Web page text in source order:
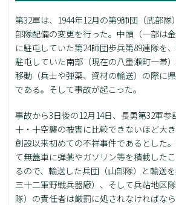
第32軍は、1944年12月の第9師団（武部隊
部隊配備の変更を行った。中頭（一部は
に駐屯していた第24師団歩兵第89連隊を
駐屯していた南部（現在の八重瀬町一帯
移動（兵士や弾薬、資材の輸送）の際に
である。そして事故が起こった。
事故から3日後の12月14日、長勇第32軍
十・十空襲の被害に比較できないほど大
創設以来初めての不祥事件であるとした
て無蓋車に弾薬やガソリン等を積載した
るので、輸送した兵団（山部隊）と輸送
三十二軍野戦兵器廠）、そして兵站地区
隊）の責任者は厳罰に処されなければな